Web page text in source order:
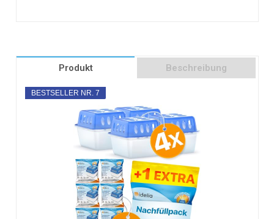
Produkt Beschreibung
BESTSELLER NR. 7